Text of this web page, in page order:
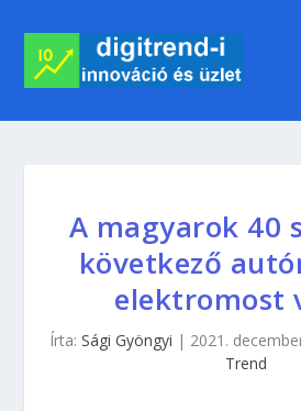
A magyarok 40
következő
elektromost
Írta: Sági Gyöngyi | 2021.
Trend